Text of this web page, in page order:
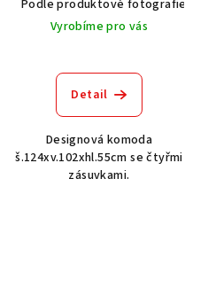
Podle produktové fotografie
Vyrobíme pro vás
Detail
Designová komoda
š.124xv.102xhl.55cm se čtyřmi
zásuvkami.